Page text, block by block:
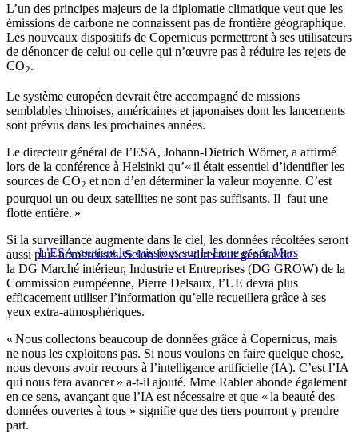
L’un des principes majeurs de la diplomatie climatique veut que les
émissions de carbone ne connaissent pas de frontière géographique.
Les nouveaux dispositifs de Copernicus permettront à ses utilisateurs
de dénoncer de celui ou celle qui n’œuvre pas à réduire les rejets de
CO2.
Le système européen devrait être accompagné de missions
semblables chinoises, américaines et japonaises dont les lancements
sont prévus dans les prochaines années.
Le directeur général de l’ESA, Johann-Dietrich Wörner, a affirmé
lors de la conférence à Helsinki qu’« il était essentiel d’identifier les
sources de CO2 et non d’en déterminer la valeur moyenne. C’est
pourquoi un ou deux satellites ne sont pas suffisants. Il faut une
flotte entière. »
L’ESA soutient les missions sur la Lune et sur Mars
Si la surveillance augmente dans le ciel, les données récoltées seront
aussi plus nombreuses. Selon le vice-directeur général de
la DG Marché intérieur, Industrie et Entreprises (DG GROW) de la
Commission européenne, Pierre Delsaux, l’UE devra plus
efficacement utiliser l’information qu’elle recueillera grâce à ses
yeux extra-atmosphériques.
« Nous collectons beaucoup de données grâce à Copernicus, mais
ne nous les exploitons pas. Si nous voulons en faire quelque chose,
nous devons avoir recours à l’intelligence artificielle (IA). C’est l’IA
qui nous fera avancer » a-t-il ajouté. Mme Rabler abonde également
en ce sens, avançant que l’IA est nécessaire et que « la beauté des
données ouvertes à tous » signifie que des tiers pourront y prendre
part.